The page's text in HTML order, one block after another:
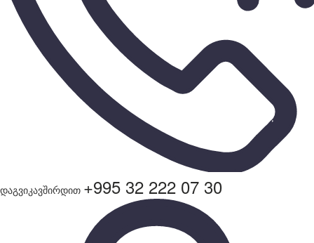
დაგვიკავშირდით +995 32 222 07 30